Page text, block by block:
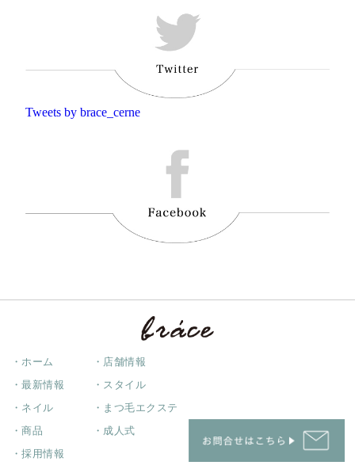
Tweets by brace_cerne
・ホーム ・店舗情報
・最新情報 ・スタイル
・ネイル ・まつ毛エクステ
・商品 ・成人式
・採用情報